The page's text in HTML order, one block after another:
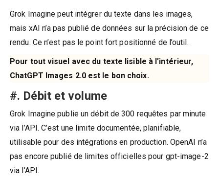
Grok Imagine peut intégrer du texte dans les images,
mais xAI n’a pas publié de données sur la précision de ce
rendu. Ce n’est pas le point fort positionné de l’outil.
Pour tout visuel avec du texte lisible à l’intérieur,
ChatGPT Images 2.0 est le bon choix.
#. Débit et volume
Grok Imagine publie un débit de 300 requêtes par minute
via l’API. C’est une limite documentée, planifiable,
utilisable pour des intégrations en production. OpenAI n’a
pas encore publié de limites officielles pour gpt-image-2
via l’API.